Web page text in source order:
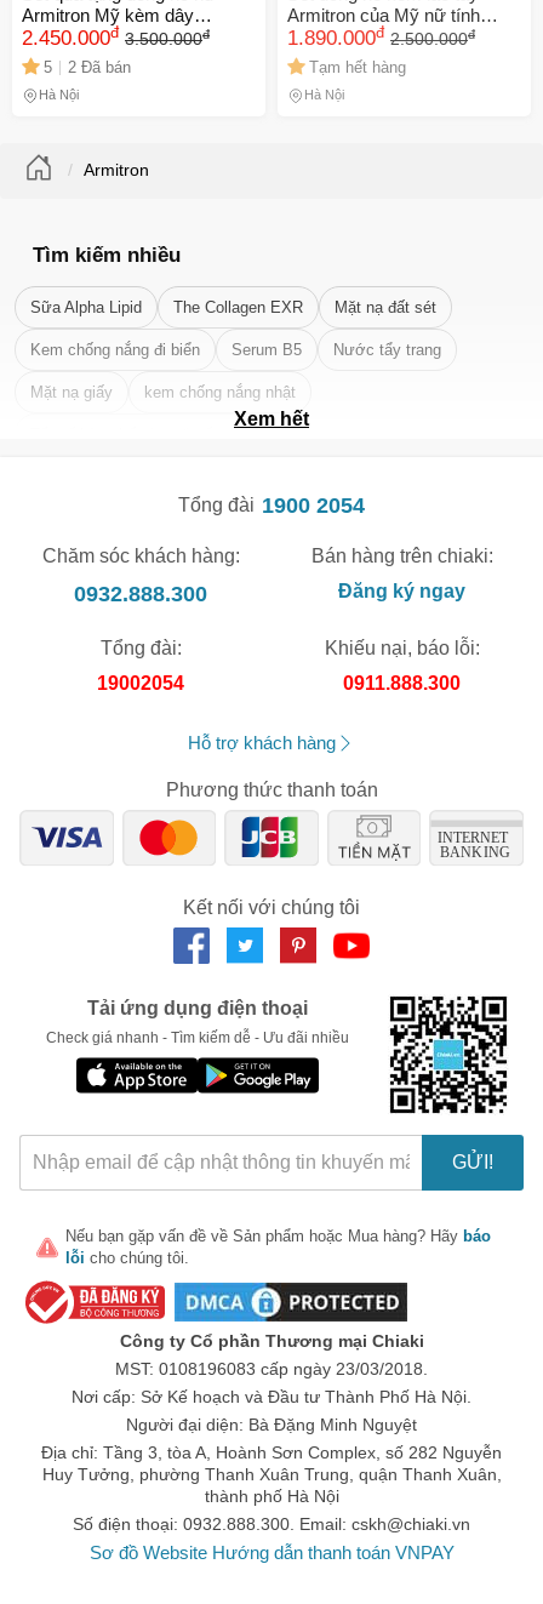
Armitron Mỹ kèm dây
chuyền và bông tai - Thiết kế
sang trọng, phong cách thời
thượng
2.450.000đ 3.500.000đ
5 2 Đã bán
Hà Nội
Armitron của Mỹ nữ tính
thanh lịch
1.890.000đ 2.500.000đ
Tạm hết hàng
Hà Nội
Armitron
Tìm kiếm nhiều
Sữa Alpha Lipid The Collagen EXR Mặt nạ đất sét
Kem chống nắng đi biển Serum B5 Nước tẩy trang
Mặt nạ giấy kem chống nắng nhật
Xem hết
Tổng đài 1900 2054
Chăm sóc khách hàng:
0932.888.300
Bán hàng trên chiaki:
Đăng ký ngay
Tổng đài:
19002054
Khiếu nại, báo lỗi:
0911.888.300
Hỗ trợ khách hàng
Phương thức thanh toán
Kết nối với chúng tôi
Tải ứng dụng điện thoại
Check giá nhanh - Tìm kiếm dễ - Ưu đãi nhiều
GỬI!
Nếu bạn gặp vấn đề về Sản phẩm hoặc Mua hàng? Hãy báo
lỗi cho chúng tôi.
Công ty Cổ phần Thương mại Chiaki
MST: 0108196083 cấp ngày 23/03/2018.
Nơi cấp: Sở Kế hoạch và Đầu tư Thành Phố Hà Nội.
Người đại diện: Bà Đặng Minh Nguyệt
Địa chỉ: Tầng 3, tòa A, Hoành Sơn Complex, số 282 Nguyễn
Huy Tưởng, phường Thanh Xuân Trung, quận Thanh Xuân,
thành phố Hà Nội
Số điện thoại: 0932.888.300. Email: cskh@chiaki.vn
Sơ đồ Website Hướng dẫn thanh toán VNPAY
Mã Giảm Giá Dành Riêng Cho Bạn
Giảm ngay cho bất kỳ đơn hàng nào.
XXX-XXXX
Số lần áp dụng:
lần
Chỉ áp dụng cho gian hàng:
Ngày hết hạn: